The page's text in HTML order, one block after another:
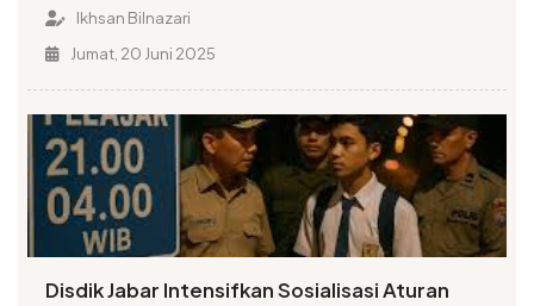
Ikhsan Bilnazari
Jumat, 20 Juni 2025
Disdik Jabar Intensifkan Sosialisasi Aturan